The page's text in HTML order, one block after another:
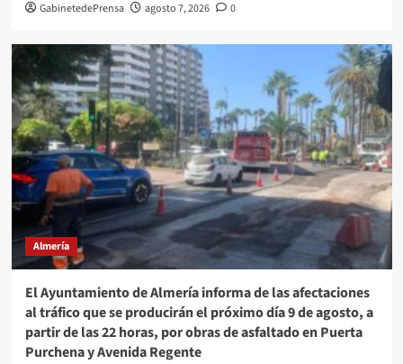
GabinetedePrensa agosto 7, 2026 0
Almería
El Ayuntamiento de Almería informa de las afectaciones
al tráfico que se producirán el próximo día 9 de agosto, a
partir de las 22 horas, por obras de asfaltado en Puerta
Purchena y Avenida Regente